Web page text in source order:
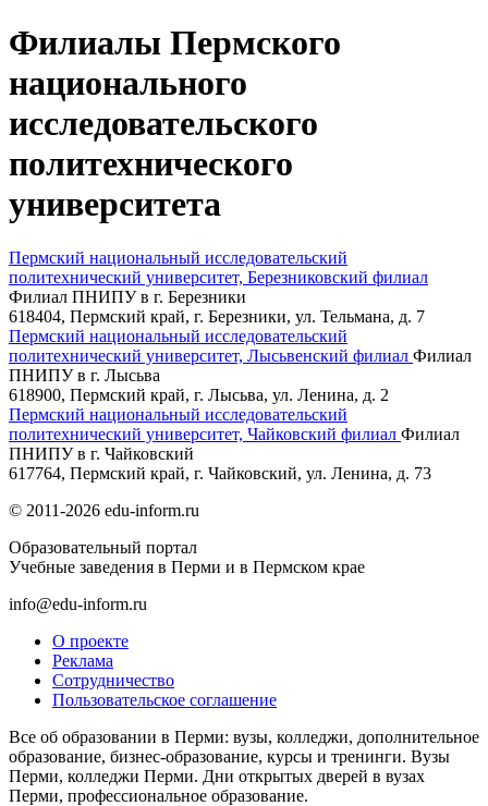
Филиалы Пермского
национального
исследовательского
политехнического
университета
Пермский национальный исследовательский
политехнический университет, Березниковский филиал
Филиал ПНИПУ в г. Березники
618404, Пермский край, г. Березники, ул. Тельмана, д. 7
Пермский национальный исследовательский
политехнический университет, Лысьвенский филиал Филиал
ПНИПУ в г. Лысьва
618900, Пермский край, г. Лысьва, ул. Ленина, д. 2
Пермский национальный исследовательский
политехнический университет, Чайковский филиал Филиал
ПНИПУ в г. Чайковский
617764, Пермский край, г. Чайковский, ул. Ленина, д. 73
© 2011-2026 edu-inform.ru
Образовательный портал
Учебные заведения в Перми и в Пермском крае
info@edu-inform.ru
О проекте
Реклама
Сотрудничество
Пользовательское соглашение
Все об образовании в Перми: вузы, колледжи, дополнительное
образование, бизнес-образование, курсы и тренинги. Вузы
Перми, колледжи Перми. Дни открытых дверей в вузах
Перми, профессиональное образование.